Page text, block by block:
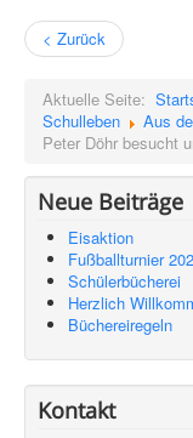
< Zurück
Aktuelle Seite:
Schulleben
Aus
Peter Döhr besucht
Neue Beiträge
Eisaktion
Fußballturnier
Schülerbücherei
Herzlich
Büchereiregeln
Kontakt